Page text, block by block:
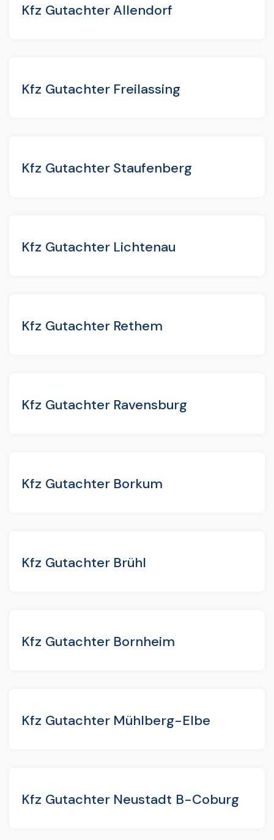
Kfz Gutachter Allendorf
Kfz Gutachter Freilassing
Kfz Gutachter Staufenberg
Kfz Gutachter Lichtenau
Kfz Gutachter Rethem
Kfz Gutachter Ravensburg
Kfz Gutachter Borkum
Kfz Gutachter Brühl
Kfz Gutachter Bornheim
Kfz Gutachter Mühlberg-Elbe
Kfz Gutachter Neustadt B-Coburg